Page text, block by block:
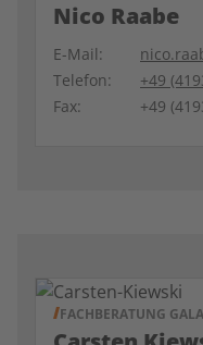
Nico Raabe
E-Mail:
Telefon:
+49
Fax:
+49
FACHBERATUNG